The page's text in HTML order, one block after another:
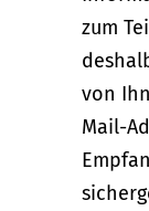
zum
von
Mail-